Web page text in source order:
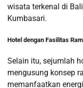
wisata terkenal di
Kumbasari.
Hotel dengan Fasilitas
Selain itu, sejumlah
mengusung konsep
memanfaatkan